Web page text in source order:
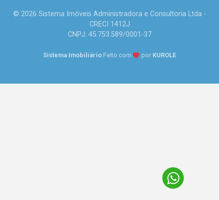
© 2026 Sistema Imóveis Administradora e Consultoria Ltda -
CRECI 1412J
CNPJ: 45.753.589/0001-37
Sistema Imobiliário Feito com por KUROLE